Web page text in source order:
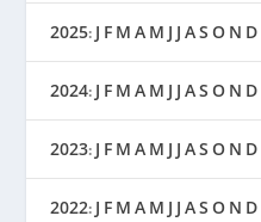
2025: J F M A M J J AS O N D
2024: J F M A M J J AS O N D
2023: J F M A M J J AS O N D
2022: J F M A M J J AS O N D